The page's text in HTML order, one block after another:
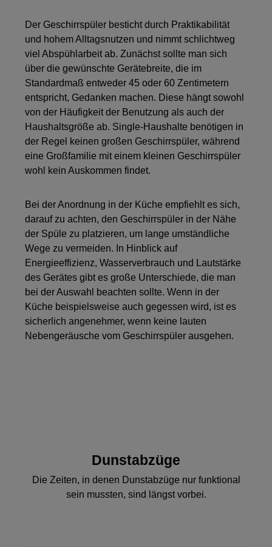
Der Geschirrspüler besticht durch Praktikabilität
und hohem Alltagsnutzen und nimmt schlichtweg
viel Abspühlarbeit ab. Zunächst sollte man sich
über die gewünschte Gerätebreite, die im
Standardmaß entweder 45 oder 60 Zentimetern
entspricht, Gedanken machen. Diese hängt sowohl
von der Häufigkeit der Benutzung als auch der
Haushaltsgröße ab. Single-Haushalte benötigen in
der Regel keinen großen Geschirrspüler, während
eine Großfamilie mit einem kleinen Geschirrspüler
wohl kein Auskommen findet.
Bei der Anordnung in der Küche empfiehlt es sich,
darauf zu achten, den Geschirrspüler in der Nähe
der Spüle zu platzieren, um lange umständliche
Wege zu vermeiden. In Hinblick auf
Energieeffizienz, Wasserverbrauch und Lautstärke
des Gerätes gibt es große Unterschiede, die man
bei der Auswahl beachten sollte. Wenn in der
Küche beispielsweise auch gegessen wird, ist es
sicherlich angenehmer, wenn keine lauten
Nebengeräusche vom Geschirrspüler ausgehen.
Dunstabzüge
Die Zeiten, in denen Dunstabzüge nur funktional
sein mussten, sind längst vorbei.